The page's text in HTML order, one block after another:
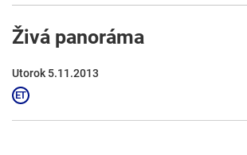
Živá panoráma
Utorok 5.11.2013